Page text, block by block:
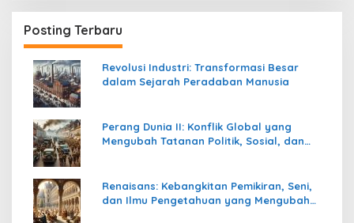
Posting Terbaru
Revolusi Industri: Transformasi Besar
dalam Sejarah Peradaban Manusia
Perang Dunia II: Konflik Global yang
Mengubah Tatanan Politik, Sosial, dan
Renaisans: Kebangkitan Pemikiran, Seni,
dan Ilmu Pengetahuan yang Mengubah